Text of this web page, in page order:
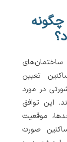
تعیین
در مورد
این توافق
موقعیت
صورت